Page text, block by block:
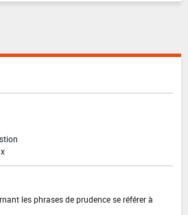
les phrases de prudence se référer à